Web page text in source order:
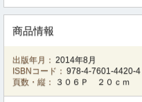
商品情報
出版年月： 2014年8月
ISBNコード： 978-4-7601-4420-4
頁数・縦：
３０６Ｐ ２０ｃｍ